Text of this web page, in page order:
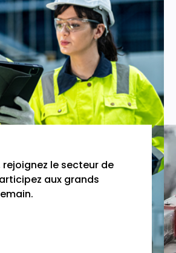
rejoignez le secteur de
aux grands